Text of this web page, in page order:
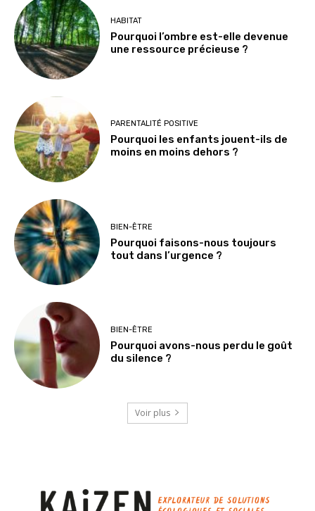
HABITAT
Pourquoi l’ombre est-elle devenue
une ressource précieuse ?
PARENTALITÉ POSITIVE
Pourquoi les enfants jouent-ils de
moins en moins dehors ?
BIEN-ÊTRE
Pourquoi faisons-nous toujours
tout dans l’urgence ?
BIEN-ÊTRE
Pourquoi avons-nous perdu le goût
du silence ?
Voir plus